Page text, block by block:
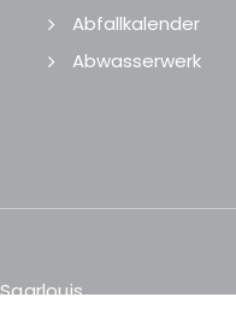
Abfallkalender
Abwasserwerk